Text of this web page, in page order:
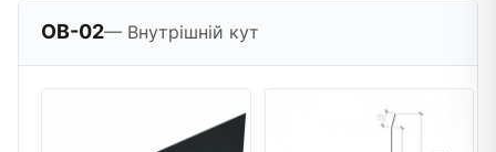
OB-02— Внутрішній кут